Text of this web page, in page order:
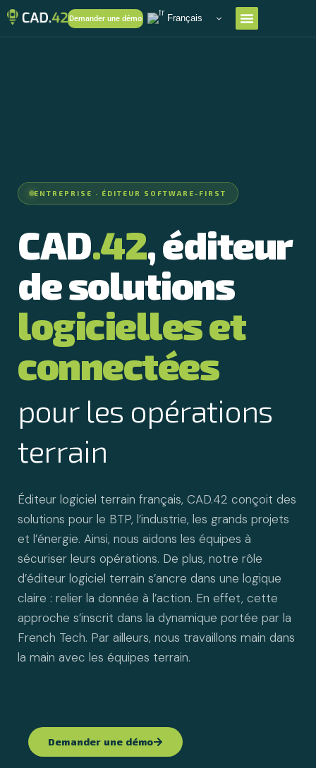
Demander une démo Français
ENTREPRISE · ÉDITEUR SOFTWARE-FIRST
CAD.42, éditeur
de solutions
logicielles et
connectées
pour les opérations
terrain
Éditeur logiciel terrain français, CAD.42 conçoit des
solutions pour le BTP, l’industrie, les grands projets
et l’énergie. Ainsi, nous aidons les équipes à
sécuriser leurs opérations. De plus, notre rôle
d’éditeur logiciel terrain s’ancre dans une logique
claire : relier la donnée à l’action. En effet, cette
approche s’inscrit dans la dynamique portée par la
French Tech. Par ailleurs, nous travaillons main dans
la main avec les équipes terrain.
Demander une démo